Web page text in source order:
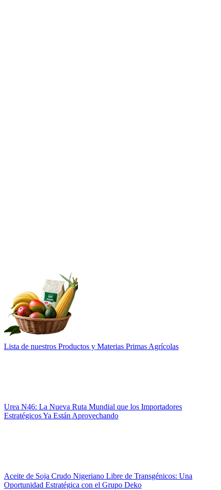
Lista de nuestros Productos y Materias Primas Agrícolas
Urea N46: La Nueva Ruta Mundial que los Importadores
Estratégicos Ya Están Aprovechando
Aceite de Soja Crudo Nigeriano Libre de Transgénicos: Una
Oportunidad Estratégica con el Grupo Deko